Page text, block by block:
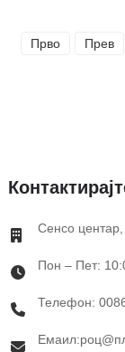
Прво Прев
Сенсо центар,
Пон – Пет:
Телефон: